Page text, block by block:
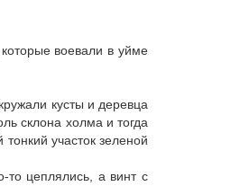
воевали в уйме
кусты и деревца
склона холма и тогда
участок зеленой
то цеплялись, а винт с